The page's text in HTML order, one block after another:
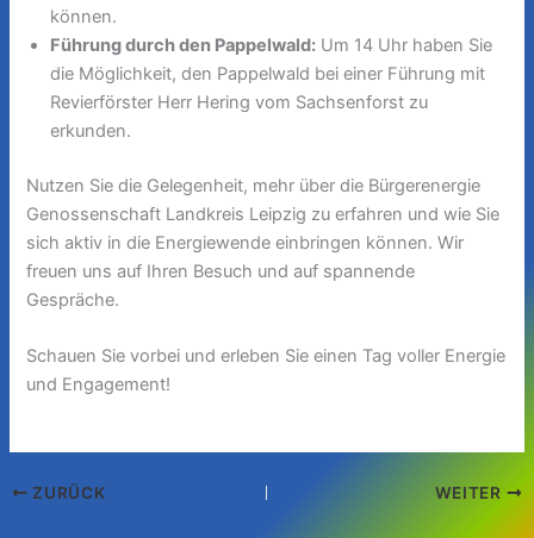
können.
Führung durch den Pappelwald: Um 14 Uhr haben Sie
die Möglichkeit, den Pappelwald bei einer Führung mit
Revierförster Herr Hering vom Sachsenforst zu
erkunden.
Nutzen Sie die Gelegenheit, mehr über die Bürgerenergie
Genossenschaft Landkreis Leipzig zu erfahren und wie Sie
sich aktiv in die Energiewende einbringen können. Wir
freuen uns auf Ihren Besuch und auf spannende
Gespräche.
Schauen Sie vorbei und erleben Sie einen Tag voller Energie
und Engagement!
ZURÜCK WEITER